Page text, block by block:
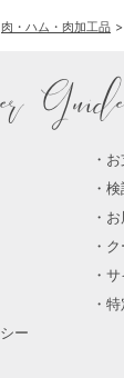
肉・ハム・肉加工品
検
サ
特
ー